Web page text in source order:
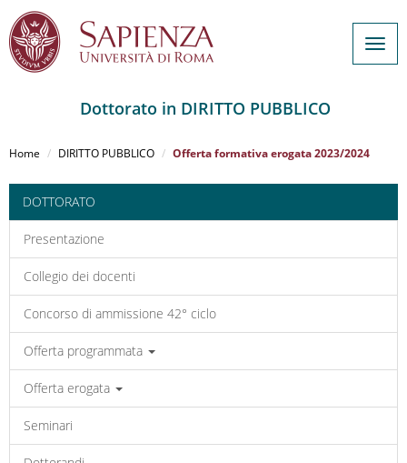
al
principale
Dottorato in DIRITTO PUBBLICO
Home DIRITTO PUBBLICO Offerta formativa erogata 2023/2024
DOTTORATO
Presentazione
Collegio dei docenti
Concorso di ammissione 42° ciclo
Offerta programmata
Offerta erogata
Seminari